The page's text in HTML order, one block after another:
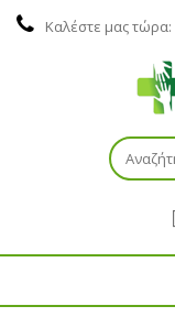
Καλέστε μας τώρα: